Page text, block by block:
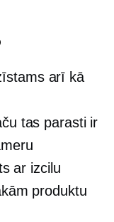
arī kā
tas parasti ir
ar izcilu
produktu